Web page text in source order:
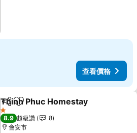
查看價格
分享 加入我的最愛
Thinh Phuc Homestay
1 星級
8.9 超級讚
8
會安市